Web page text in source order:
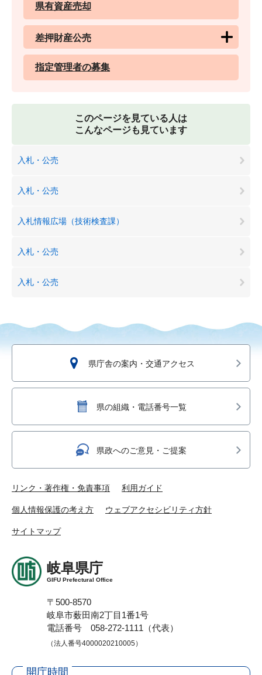
県有資産売却
差押財産公売
指定管理者の募集
このページを見ている人は
こんなページも見ています
入札・公売
入札・公売
入札情報広場（技術検査課）
入札・公売
入札・公売
県庁舎の案内・交通アクセス
県の組織・電話番号一覧
県政へのご意見・ご提案
リンク・著作権・免責事項 利用ガイド
個人情報保護の考え方 ウェブアクセシビリティ方針
サイトマップ
岐阜県庁
GIFU Prefectural Office
〒500-8570
岐阜市薮田南2丁目1番1号
電話番号 058-272-1111（代表）
（法人番号4000020210005）
開庁時間